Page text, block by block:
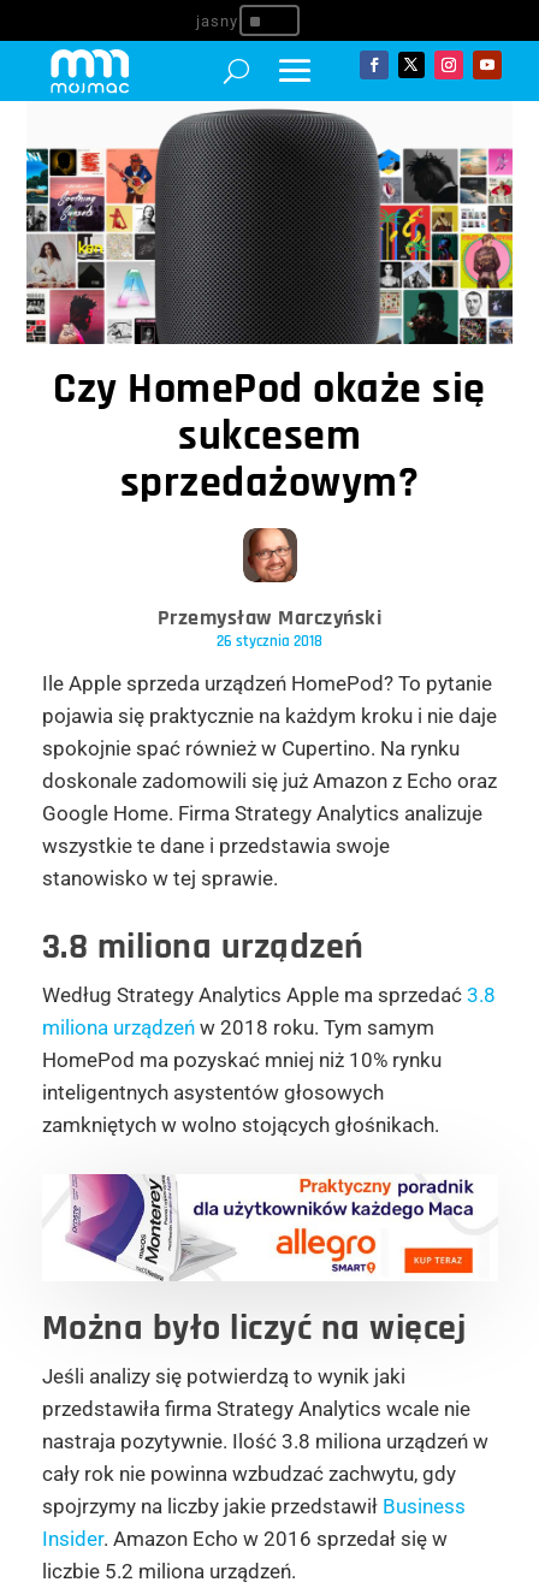
^
Czy HomePod okaże się
sukcesem
sprzedażowym?
Przemysław Marczyński
26 stycznia 2018
Ile Apple sprzeda urządzeń HomePod? To pytanie
pojawia się praktycznie na każdym kroku i nie daje
spokojnie spać również w Cupertino. Na rynku
doskonale zadomowili się już Amazon z Echo oraz
Google Home. Firma Strategy Analytics analizuje
wszystkie te dane i przedstawia swoje
stanowisko w tej sprawie.
3.8 miliona urządzeń
Według Strategy Analytics Apple ma sprzedać 3.8
miliona urządzeńw 2018 roku. Tym samym
HomePod ma pozyskać mniej niż 10% rynku
inteligentnych asystentów głosowych
zamkniętych w wolno stojących głośnikach.
Można było liczyć na więcej
Jeśli analizy się potwierdzą to wynik jaki
przedstawiła firma Strategy Analytics wcale nie
nastraja pozytywnie. Ilość 3.8 miliona urządzeń w
cały rok nie powinna wzbudzać zachwytu, gdy
spojrzymy na liczby jakie przedstawił Business
Insider. Amazon Echo w 2016 sprzedał się w
liczbie 5.2 miliona urządzeń.